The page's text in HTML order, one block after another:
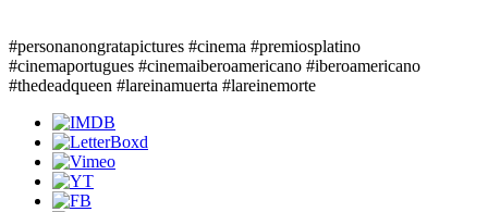
#personanongratapictures #cinema #premiosplatino
#cinemaportugues #cinemaiberoamericano #iberoamericano
#thedeadqueen #lareinamuerta #lareinemorte